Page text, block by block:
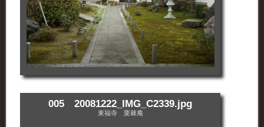
005 20081222_IMG_C2339.jpg
東福寺 栗棘庵